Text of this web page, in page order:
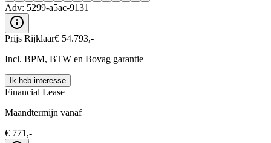
Adv: 5299-a5ac-9131
Prijs Rijklaar€ 54.793,-
Incl. BPM, BTW en Bovag garantie
Ik heb interesse
Financial Lease
Maandtermijn vanaf
€ 771 ,-